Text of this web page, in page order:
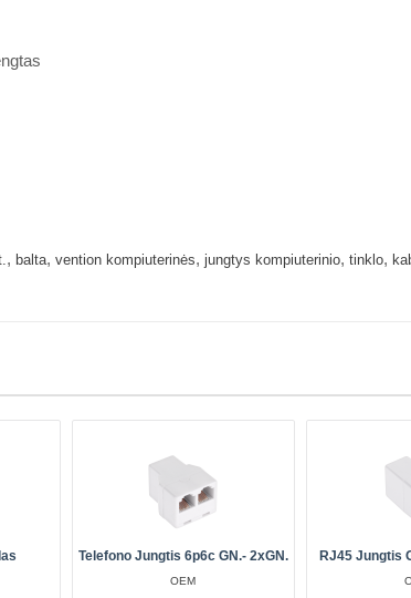
, balta, vention kompiuterinės, jungtys kompiuterinio, tinklo,
Telefono Jungtis 6p6c GN.- 2xGN.
OEM
RJ45 Jungtis